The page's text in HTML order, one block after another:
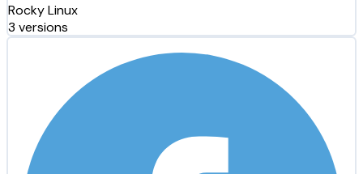
Rocky Linux
3 versions